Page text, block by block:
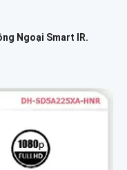
Ngoại Smart IR.